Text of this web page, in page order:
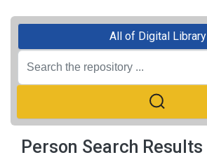
All of Digital Library
Person Search Results